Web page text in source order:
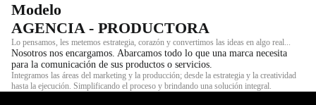
Modelo
AGENCIA - PRODUCTORA
Lo pensamos, les metemos estrategia, corazón y convertimos las ideas en algo real...
Nosotros nos encargamos. Abarcamos todo lo que una marca necesita
para la comunicación de sus productos o servicios.
Integramos las áreas del marketing y la producción; desde la estrategia y la creatividad
hasta la ejecución. Simplificando el proceso y brindando una solución integral.